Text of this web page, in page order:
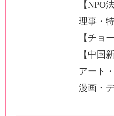
【NPO
理事・
【チョ
【中国
アート
漫画・